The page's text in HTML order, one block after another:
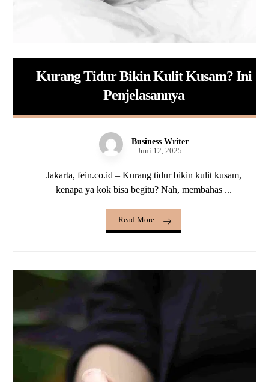
Kurang Tidur Bikin Kulit Kusam? Ini
Penjelasannya
Business Writer
Juni 12, 2025
Jakarta, fein.co.id – Kurang tidur bikin kulit kusam,
kenapa ya kok bisa begitu? Nah, membahas ...
Read More